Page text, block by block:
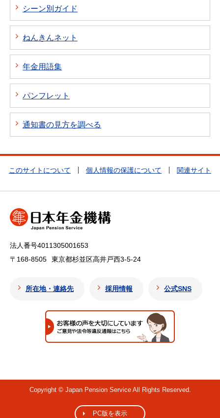
シーン別ガイド
ねんきんネット
年金用語集
パンフレット
通知書の見方を調べる
このサイトについて 個人情報の保護について 関連サイト
法人番号4011305001653
〒168-8505
東京都杉並区高井戸西3-5-24
所在地・連絡先 採用情報 公式SNS
Copyright © Japan Pension Service All Rights Reserved.
PC版を表示